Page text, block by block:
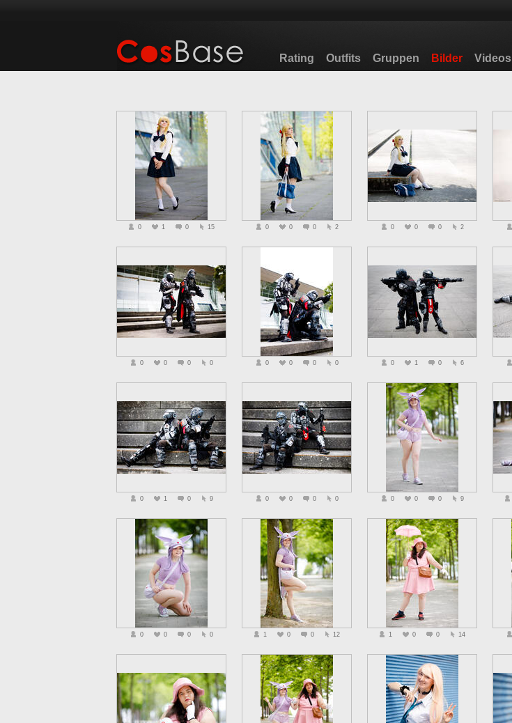
Rating Outfits Gruppen Bilder Videos
0 1 0 15 0 0 0 2 0 0 0 2
0 0 0 0 0 0 0 0 0 1 0 6
0 1 0 9 0 0 0 0 0 0 0 9
0 0 0 0 1 0 0 12 1 0 0 14